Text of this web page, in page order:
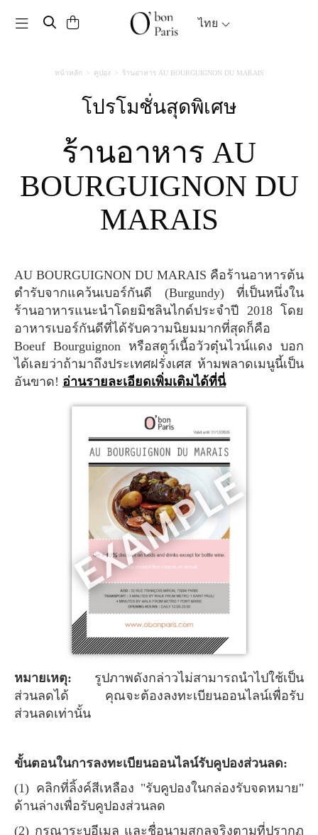
Toggle navigation ไทย
หน้าหลัก คูปอง ร้านอาหาร AU BOURGUIGNON DU MARAIS
โปรโมชั่นสุดพิเศษ
ร้านอาหาร AU
BOURGUIGNON DU
MARAIS
AU BOURGUIGNON DU MARAIS คือร้านอาหารต้น
ตำรับจากแคว้นเบอร์กันดี (Burgundy) ที่เป็นหนึ่งใน
ร้านอาหารแนะนำโดยมิชลินไกด์ประจำปี 2018 โดย
อาหารเบอร์กันดีที่ได้รับความนิยมมากที่สุดก็คือ
Boeuf Bourguignon หรือสตูว์เนื้อวัวตุ๋นไวน์แดง บอก
ได้เลยว่าถ้ามาถึงประเทศฝรั่งเศส ห้ามพลาดเมนูนี้เป็น
อันขาด! อ่านรายละเอียดเพิ่มเติมได้ที่นี่
หมายเหตุ: รูปภาพดังกล่าวไม่สามารถนำไปใช้เป็น
ส่วนลดได้ คุณจะต้องลงทะเบียนออนไลน์เพื่อรับ
ส่วนลดเท่านั้น
ขั้นตอนในการลงทะเบียนออนไลน์รับคูปองส่วนลด:
(1) คลิกที่ลิ้งค์สีเหลือง "รับคูปองในกล่องรับจดหมาย"
ด้านล่างเพื่อรับคูปองส่วนลด
(2) กรุณาระบุอีเมล และชื่อนามสกุลจริงตามที่ปรากฏ